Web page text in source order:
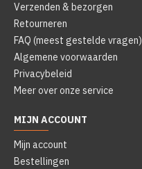
Verzenden & bezorgen
Retourneren
FAQ (meest gestelde vragen)
Algemene voorwaarden
Privacybeleid
Meer over onze service
MIJN ACCOUNT
Mijn account
Bestellingen